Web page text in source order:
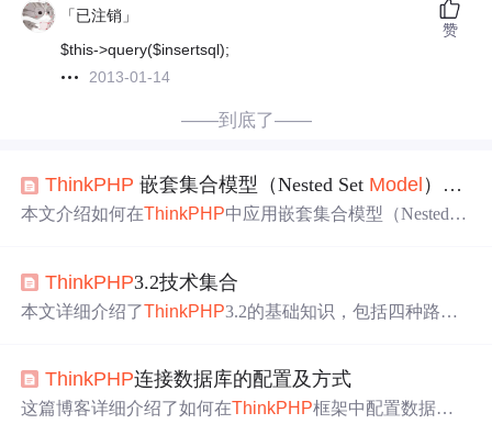
「已注销」
$this->query($insertsql);
2013-01-14
赞
——到底了——
ThinkPHP 嵌套集合模型（Nested Set Model ）适配用户邀请关系
本文介绍如何在ThinkPHP中应用嵌套集合模型（Nested S
作、多种层级查询示例，并分析其读多
能优势与写操作复杂性的局限。
ThinkPHP3.2技术集合
本文详细介绍了ThinkPHP3.2的基础知识，包括四种路由
作，如数据查询、添加、修改和删除，以及原生SQL的执
行。最后，文章阐述了PHP的命名空间概念、使用和子级
ThinkPHP连接数据库的配置及方式
这篇博客详细介绍了如何在ThinkPHP框架中配置数据库